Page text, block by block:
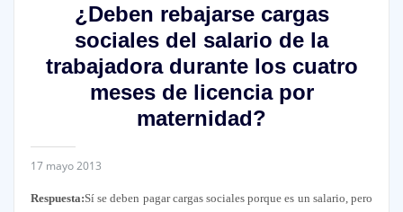
¿Deben rebajarse cargas
sociales del salario de la
trabajadora durante los cuatro
meses de licencia por
maternidad?
17 mayo 2013
Respuesta:Sí se deben pagar cargas sociales porque es un salario, pero